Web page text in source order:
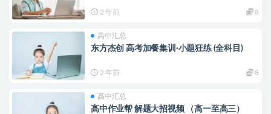
2 年前 8
高中汇总
东方杰创 高考加餐集训·小题狂练 (全科目)
2 年前 8
高中汇总
高中作业帮 解题大招视频 （高一至高三）